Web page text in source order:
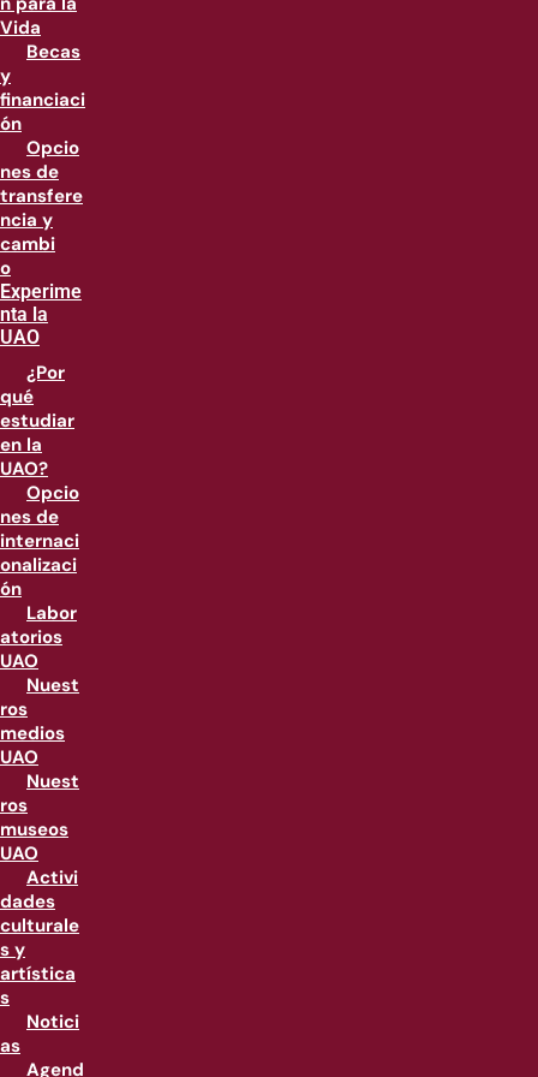
Vida
Becas
y
financiaci
ón
Opcio
nes de
transfere
ncia y
cambi
o
Experime
nta la
UAO
¿Por
qué
estudiar
en la
UAO?
Opcio
nes de
internaci
onalizaci
ón
Labor
atorios
UAO
Nuest
ros
medios
UAO
Nuest
ros
museos
UAO
Activi
dades
culturale
s y
artística
s
Notici
as
Agend